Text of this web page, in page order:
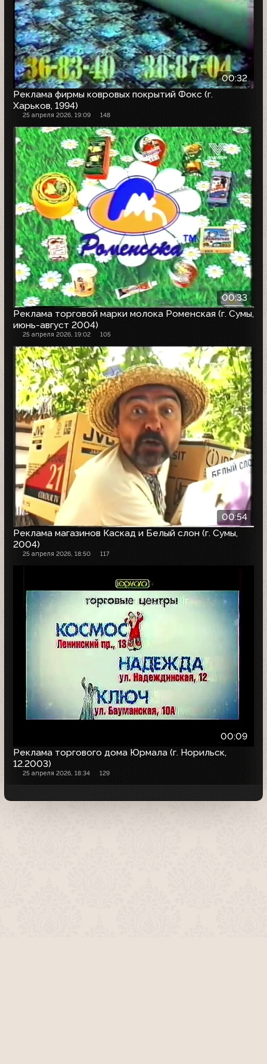
00:32
Реклама фирмы ковровых покрытий Фокс (г.
Харьков, 1994)
25 апреля 2026, 19:09 148
00:33
Реклама торговой марки молока Роменская (г. Сумы,
июнь-август 2004)
25 апреля 2026, 19:02 105
00:54
Реклама магазинов Каскад и Белый слон (г. Сумы,
2004)
25 апреля 2026, 18:50 117
00:09
Реклама торгового дома Юрмала (г. Норильск,
12.2003)
25 апреля 2026, 18:34 129